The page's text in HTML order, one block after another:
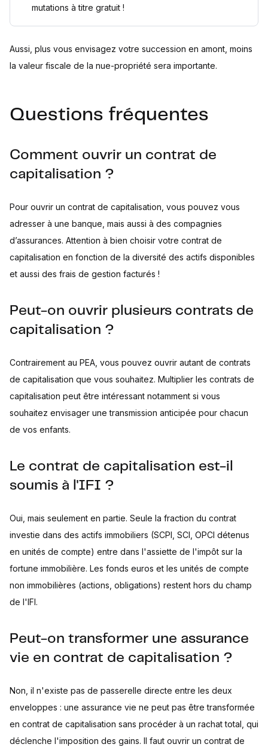
mutations à titre gratuit !
Aussi, plus vous envisagez votre succession en amont, moins
la valeur fiscale de la nue-propriété sera importante.
Questions fréquentes
Comment ouvrir un contrat de
capitalisation ?
Pour ouvrir un contrat de capitalisation, vous pouvez vous
adresser à une banque, mais aussi à des compagnies
d’assurances. Attention à bien choisir votre contrat de
capitalisation en fonction de la diversité des actifs disponibles
et aussi des frais de gestion facturés !
Peut-on ouvrir plusieurs contrats de
capitalisation ?
Contrairement au PEA, vous pouvez ouvrir autant de contrats
de capitalisation que vous souhaitez. Multiplier les contrats de
capitalisation peut être intéressant notamment si vous
souhaitez envisager une transmission anticipée pour chacun
de vos enfants.
Le contrat de capitalisation est-il
soumis à l'IFI ?
Oui, mais seulement en partie. Seule la fraction du contrat
investie dans des actifs immobiliers (SCPI, SCI, OPCI détenus
en unités de compte) entre dans l'assiette de l'impôt sur la
fortune immobilière. Les fonds euros et les unités de compte
non immobilières (actions, obligations) restent hors du champ
de l'IFI.
Peut-on transformer une assurance
vie en contrat de capitalisation ?
Non, il n'existe pas de passerelle directe entre les deux
enveloppes : une assurance vie ne peut pas être transformée
en contrat de capitalisation sans procéder à un rachat total, qui
déclenche l'imposition des gains. Il faut ouvrir un contrat de